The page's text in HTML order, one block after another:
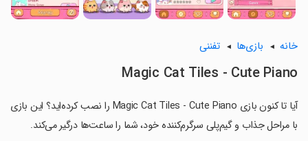
خانه بازی‌ها تفننی
Magic Cat Tiles - Cute Piano
آیا تا کنون بازی Magic Cat Tiles - Cute Piano را نصب کرده‌اید؟ این بازی
با مراحل جذاب و گیم‌پلی سرگرم‌کننده خود، شما را ساعت‌ها درگیر می‌کند.